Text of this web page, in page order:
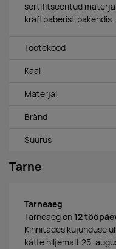
sertifitseeritud
kraftpaberist pakendis.
Tootekood
Kaal
Materjal
Bränd
Suurus
Tarne
Tarneaeg
Tarneaeg on 12
Kinnitades kujunduse
kätte hiljemalt 25.